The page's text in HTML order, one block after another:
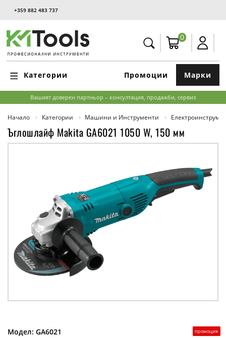
+359 882 483 737
0
Категории Марки
Промоции
Вашият доверен партньор – консултация, продажби, сервиз
Начало Категории Машини и Инструменти
Ъглошлайф Makita GA6021 1050 W, 150 мм
промоция
Модел: GA6021